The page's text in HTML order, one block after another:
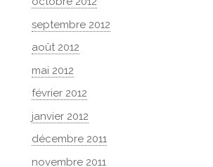
septembre 2012
août 2012
mai 2012
février 2012
janvier 2012
décembre 2011
novembre 2011